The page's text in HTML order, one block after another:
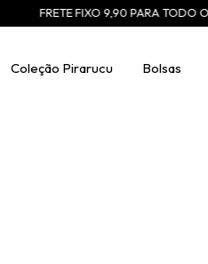
FRETE FIXO 9,90 PARA TODO O BRASIL
Coleção Pirarucu Bolsas